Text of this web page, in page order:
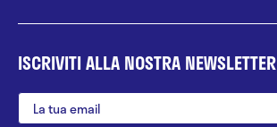
ISCRIVITI ALLA NOSTRA NEWSLETTER